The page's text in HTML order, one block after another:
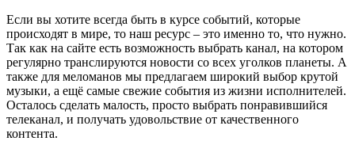
Если вы хотите всегда быть в курсе событий, которые
происходят в мире, то наш ресурс – это именно то, что нужно.
Так как на сайте есть возможность выбрать канал, на котором
регулярно транслируются новости со всех уголков планеты. А
также для меломанов мы предлагаем широкий выбор крутой
музыки, а ещё самые свежие события из жизни исполнителей.
Осталось сделать малость, просто выбрать понравившийся
телеканал, и получать удовольствие от качественного
контента.